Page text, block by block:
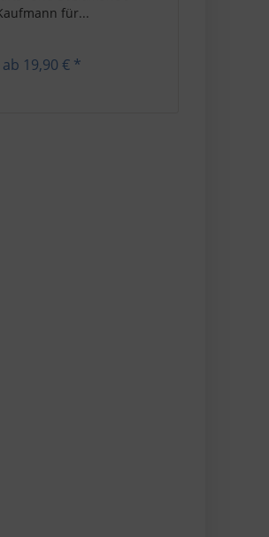
für...
ab 19,90 € *